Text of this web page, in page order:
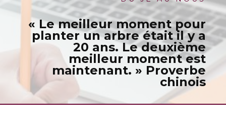
« Le meilleur moment pour
planter un arbre était il y a
20 ans.Le deuxième
meilleur moment est
maintenant. » Proverbe
chinois